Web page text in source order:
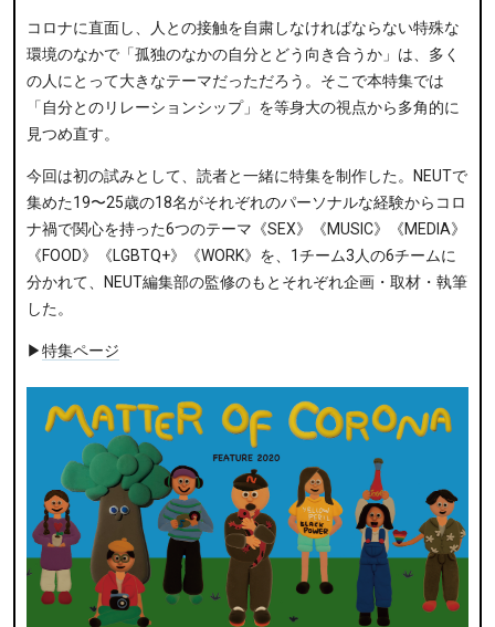
コロナに直面し、人との接触を自粛しなければならない特殊な
環境のなかで「孤独のなかの自分とどう向き合うか」は、多く
の人にとって大きなテーマだっただろう。そこで本特集では
「自分とのリレーションシップ」を等身大の視点から多角的に
見つめ直す。
今回は初の試みとして、読者と一緒に特集を制作した。NEUTで
集めた19〜25歳の18名がそれぞれのパーソナルな経験からコロ
ナ禍で関心を持った6つのテーマ《SEX》《MUSIC》《MEDIA》
《FOOD》《LGBTQ+》《WORK》を、1チーム3人の6チームに
分かれて、NEUT編集部の監修のもとそれぞれ企画・取材・執筆
した。
▶︎特集ページ